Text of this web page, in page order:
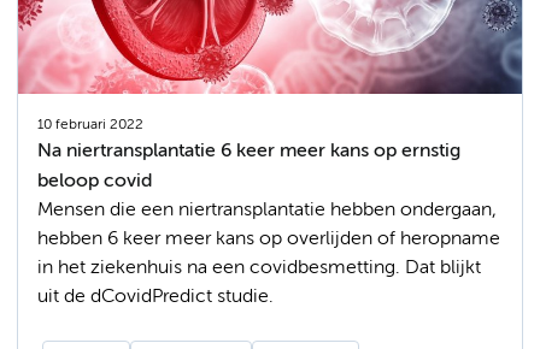
10 februari 2022
Na niertransplantatie 6 keer meer kans op ernstig
beloop covid
Mensen die een niertransplantatie hebben ondergaan,
hebben 6 keer meer kans op overlijden of heropname
in het ziekenhuis na een covidbesmetting. Dat blijkt
uit de dCovidPredict studie.